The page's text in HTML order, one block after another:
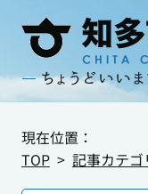
現在位置：
TOP
記事カテゴ